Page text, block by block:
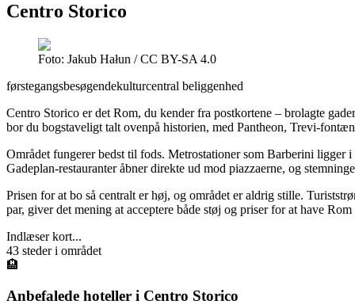
Centro Storico
Foto: Jakub Hałun / CC BY-SA 4.0
førstegangsbesøgendekulturcentral beliggenhed
Centro Storico er det Rom, du kender fra postkortene – brolagte
bor du bogstaveligt talt ovenpå historien, med Pantheon, Trevi-
Området fungerer bedst til fods. Metrostationer som Barberini
Gadeplan-restauranter åbner direkte ud mod piazzaerne, og
Prisen for at bo så centralt er høj, og området er aldrig stille.
par, giver det mening at acceptere både støj og priser for at have
Indlæser kort...
43 steder i området
🏨
Anbefalede hoteller i Centro Storico